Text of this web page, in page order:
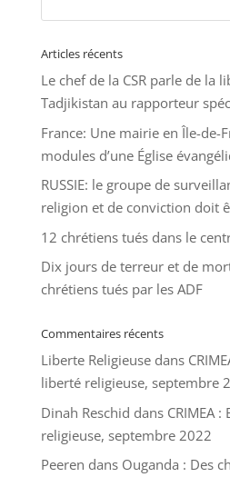
Articles récents
Le chef de la CSR parle de la
Tadjikistan au rapporteur
France: Une mairie en Île-de-
modules d’une Église
RUSSIE: le groupe de
religion et de conviction doit
12 chrétiens tués dans le
Dix jours de terreur et de
chrétiens tués par les ADF
Commentaires récents
Liberte Religieusedans
liberté religieuse, septembre
Dinah Reschid dans CRIMEA
religieuse, septembre 2022
Peeren dans Ouganda : Des